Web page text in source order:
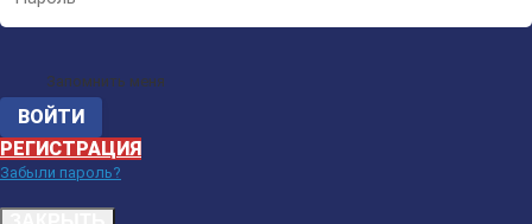
Запомнить меня
РЕГИСТРАЦИЯ
Забыли пароль?